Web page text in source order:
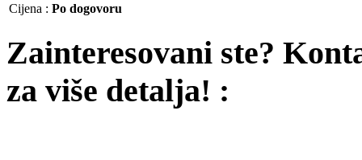
Cijena : Po dogovoru
Zainteresovani ste?
za više detalja! :